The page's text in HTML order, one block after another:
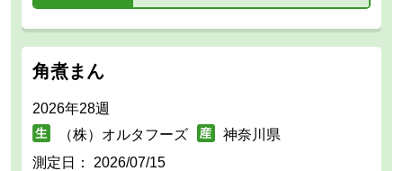
角煮まん
2026年28週
（株）オルタフーズ
神奈川県
測定日： 2026/07/15